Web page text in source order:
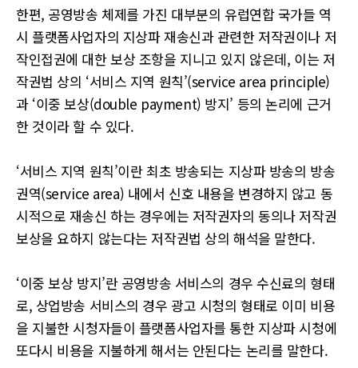
한편, 공영방송 체제를 가진 대부분의 유럽연합 국가들 역
시 플랫폼사업자의 지상파 재송신과 관련한 저작권이나 저
작인접권에 대한 보상 조항을 지니고 있지 않은데, 이는 저
작권법 상의 ‘서비스 지역 원칙’(service area principle)
과 ‘이중 보상(double payment) 방지’ 등의 논리에 근거
한 것이라 할 수 있다.
‘서비스 지역 원칙’이란 최초 방송되는 지상파 방송의 방송
권역(service area) 내에서 신호 내용을 변경하지 않고 동
시적으로 재송신 하는 경우에는 저작권자의 동의나 저작권
보상을 요하지 않는다는 저작권법 상의 해석을 말한다.
‘이중 보상 방지’란 공영방송 서비스의 경우 수신료의 형태
로, 상업방송 서비스의 경우 광고 시청의 형태로 이미 비용
을 지불한 시청자들이 플랫폼사업자를 통한 지상파 시청에
또다시 비용을 지불하게 해서는 안된다는 논리를 말한다.